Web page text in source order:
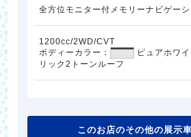
全方位モニター付メモリーナビゲー
1200cc/2WD/CVT
ボディーカラー：
ピュアホワ
リック2トーンルーフ
このお店のその他の展示